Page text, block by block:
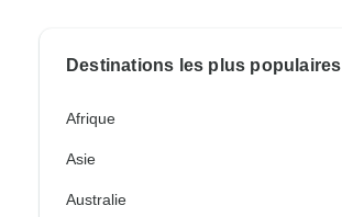
Destinations les plus populaires
Afrique
Asie
Australie